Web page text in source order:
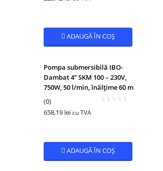
ADAUGĂ ÎN COȘ
Pompa submersibilă IBO-
Dambat 4” SKM 100 – 230V,
750W, 50 l/min, înălțime 60 m
(0)
658,19 leicu TVA
ADAUGĂ ÎN COȘ